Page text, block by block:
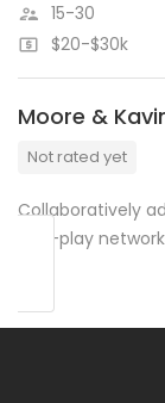
15-30
$20-$30k
Moore &
Not rated yet
Collaboratively
and-play